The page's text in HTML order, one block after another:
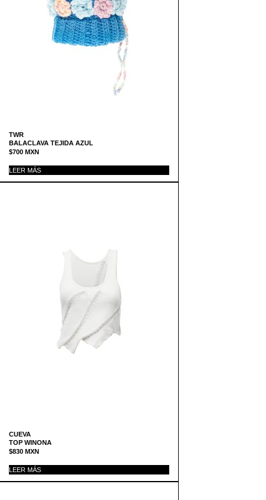
TWR
BALACLAVA TEJIDA AZUL
$700 MXN
LEER MÁS
CUEVA
TOP WINONA
$830 MXN
LEER MÁS